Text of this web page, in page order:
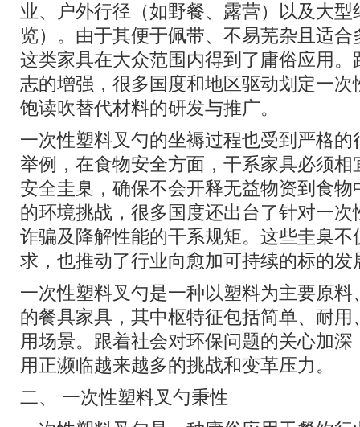
业、户外行径（如野餐、露营）以及大
览）。由于其便于佩带、不易芜杂且适
这类家具在大众范围内得到了庸俗应用
志的增强，很多国度和地区驱动划定一
饱读吹替代材料的研发与推广。
一次性塑料叉勺的坐褥过程也受到严格
举例，在食物安全方面，干系家具必须
安全圭臬，确保不会开释无益物资到食
的环境挑战，很多国度还出台了针对一
诈骗及降解性能的干系规矩。这些圭臬
求，也推动了行业向愈加可持续的标的发
一次性塑料叉勺是一种以塑料为主要原
的餐具家具，其中枢特征包括简单、耐
用场景。跟着社会对环保问题的关心加
用正濒临越来越多的挑战和变革压力。
二、 一次性塑料叉勺秉性